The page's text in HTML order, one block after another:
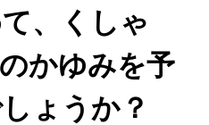
、くしゃ
かゆみを予
ょうか？